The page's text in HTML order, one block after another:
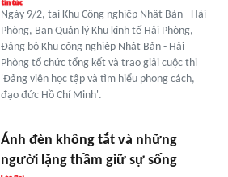
Ngày 9/2, tại Khu Công nghiệp Nhật Bản - Hải
Phòng, Ban Quản lý Khu kinh tế Hải Phòng,
Đảng bộ Khu công nghiệp Nhật Bản - Hải
Phòng tổ chức tổng kết và trao giải cuộc thi
'Đảng viên học tập và tìm hiểu phong cách,
đạo đức Hồ Chí Minh'.
Ánh đèn không tắt và những
người lặng thầm giữ sự sống